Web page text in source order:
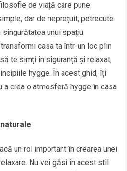
de viață care pune
dar de neprețuit, petrecute
unui spațiu
casa ta într-un loc plin
te simți în siguranță și relaxat,
hygge. În acest ghid, îți
crea o atmosferă hygge în casa
un rol important în crearea unei
Nu vei găsi în acest stil